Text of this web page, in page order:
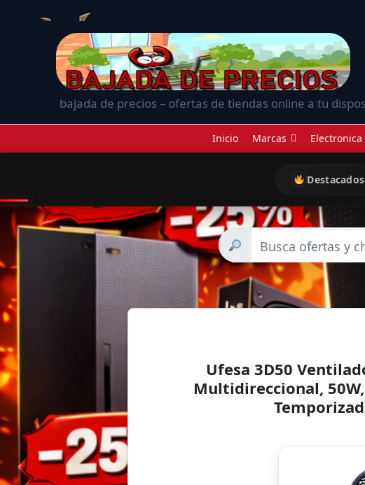
bajada de precios – ofertas de tiendas online a tu
Inicio Marcas Electronica
Destacados
Ufesa 3D50
Multidireccional,